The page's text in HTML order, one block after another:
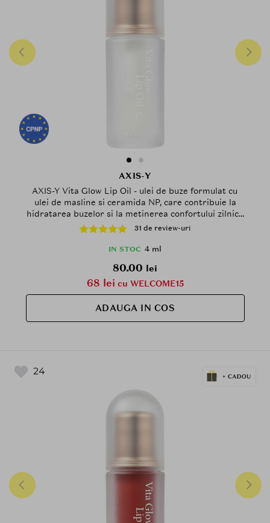
AXIS-Y
AXIS-Y Vita Glow Lip Oil - ulei de buze formulat cu
ulei de masline si ceramida NP, care contribuie la
hidratarea buzelor si la metinerea confortului zilnic -
4 ml - Dreamy Olive
31 de review-uri
IN STOC 4 ml
80.00 lei
68 lei cu WELCOME15
ADAUGA IN COS
24